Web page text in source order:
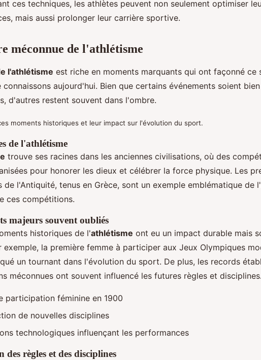
ces techniques, les athlètes peuvent non seulement optimiser
mais aussi prolonger leur carrière sportive.
méconnue de l'athlétisme
l'athlétisme est riche en moments marquants qui ont façonné ce
connaissons aujourd'hui. Bien que certains événements soient bien
d'autres restent souvent dans l'ombre.
moments historiques et leur impact sur l'évolution du sport.
de l'athlétisme
trouve ses racines dans les anciennes civilisations, où des
pour honorer les dieux et célébrer la force physique. Les
de l'Antiquité, tenus en Grèce, sont un exemple emblématique de
ces compétitions.
majeurs souvent oubliés
historiques de l'athlétisme ont eu un impact durable mais
exemple, la première femme à participer aux Jeux Olympiques
un tournant dans l'évolution du sport. De plus, les records
méconnues ont souvent influencé les futures règles et disciplines.
participation féminine en 1900
de nouvelles disciplines
technologiques influençant les performances
règles et des disciplines